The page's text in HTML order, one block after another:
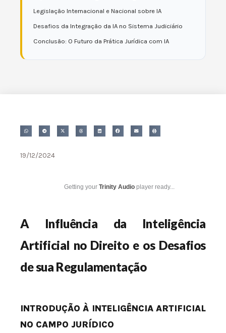
Legislação Internacional e Nacional sobre IA
Desafios da Integração da IA no Sistema Judiciário
Conclusão: O Futuro da Prática Jurídica com IA
19/12/2024
Getting your Trinity Audio player ready...
A Influência da Inteligência
Artificial no Direito e os Desafios
de sua Regulamentação
INTRODUÇÃO À INTELIGÊNCIA ARTIFICIAL
NO CAMPO JURÍDICO